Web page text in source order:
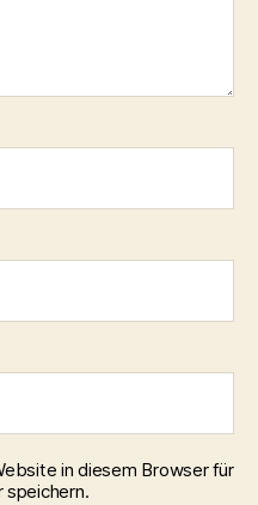
in diesem Browser für
speichern.